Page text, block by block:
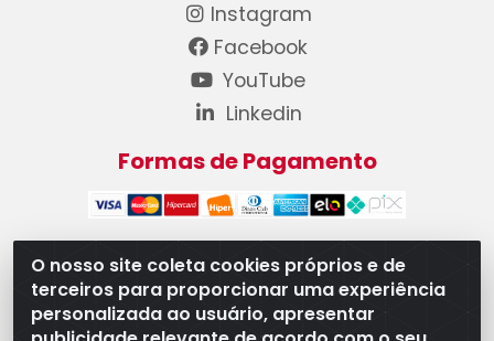
O nosso site coleta cookies próprios e de
terceiros para proporcionar uma experiência
personalizada ao usuário, apresentar
Instagram
Facebook
YouTube
Linkedin
Formas de Pagamento
WB Componentes Automotivos LTDA - CNPJ
08.528.393/0001-12 - Rua do Níquel, 667 - Parque